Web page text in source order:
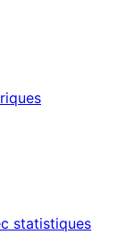
statistiques